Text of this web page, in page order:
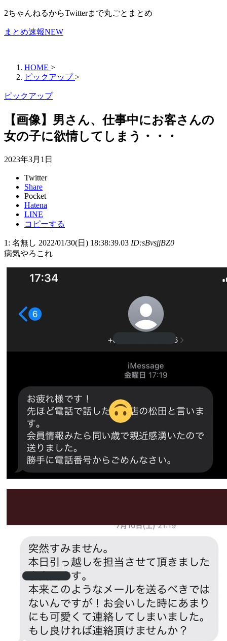
2ちゃんねるからTwitterまで丸ごとまとめ
まとめ速報NEW
HOME >
ピックアップ >
ピックアップ
【画像】男さん、仕事中にお客さんの
女の子に欲情してしまう・・・
2023年3月1日
Twitter
Share
Pocket
Hatena
LINE
コピーする
1: 名無し 2022/01/30(日) 18:38:39.03 ID:sBvsjjBZ0
病気やろこれ